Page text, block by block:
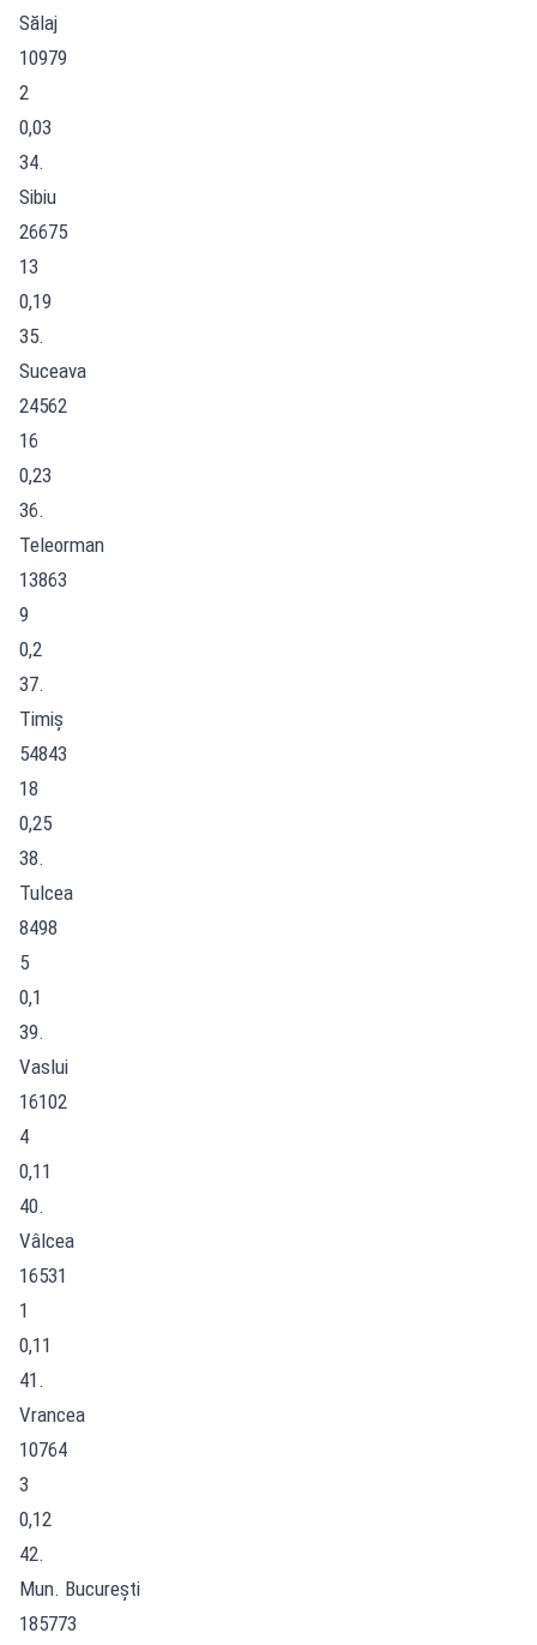
Sălaj
10979
2
0,03
34.
Sibiu
26675
13
0,19
35.
Suceava
24562
16
0,23
36.
Teleorman
13863
9
0,2
37.
Timiș
54843
18
0,25
38.
Tulcea
8498
5
0,1
39.
Vaslui
16102
4
0,11
40.
Vâlcea
16531
1
0,11
41.
Vrancea
10764
3
0,12
42.
Mun. București
185773